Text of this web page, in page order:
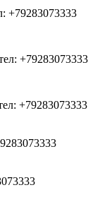
+79283073333
+79283073333
+79283073333